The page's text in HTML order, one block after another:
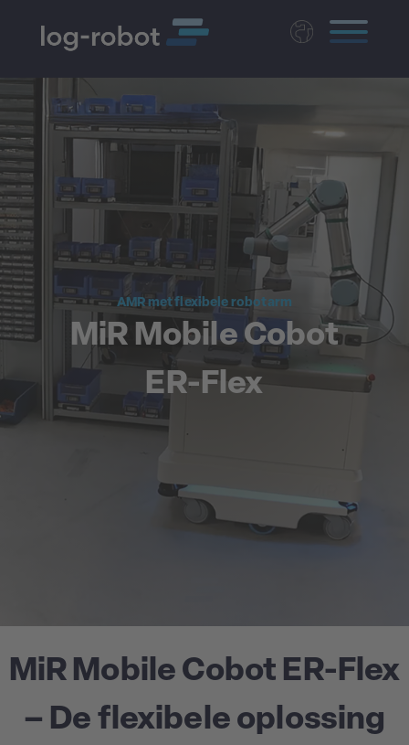
Deutsch
Czech
AMR met flexibele robotarm
MiR Mobile Cobot
ER-Flex
MiR Mobile Cobot ER-Flex
– De flexibele oplossing